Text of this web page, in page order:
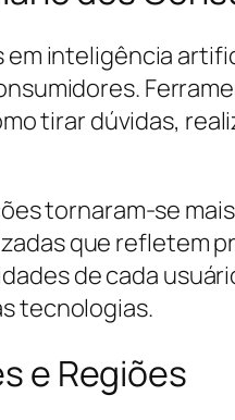
inteligência
tirar dúvidas,
tornaram-se
que refletem
de cada
tecnologias.
e Regiões